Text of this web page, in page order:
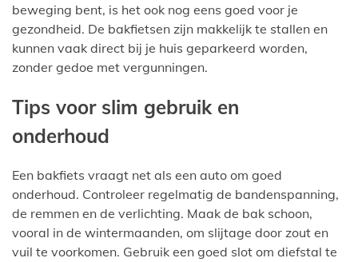
beweging bent, is het ook nog eens goed voor je
gezondheid. De bakfietsen zijn makkelijk te stallen en
kunnen vaak direct bij je huis geparkeerd worden,
zonder gedoe met vergunningen.
Tips voor slim gebruik en
onderhoud
Een bakfiets vraagt net als een auto om goed
onderhoud. Controleer regelmatig de bandenspanning,
de remmen en de verlichting. Maak de bak schoon,
vooral in de wintermaanden, om slijtage door zout en
vuil te voorkomen. Gebruik een goed slot om diefstal te